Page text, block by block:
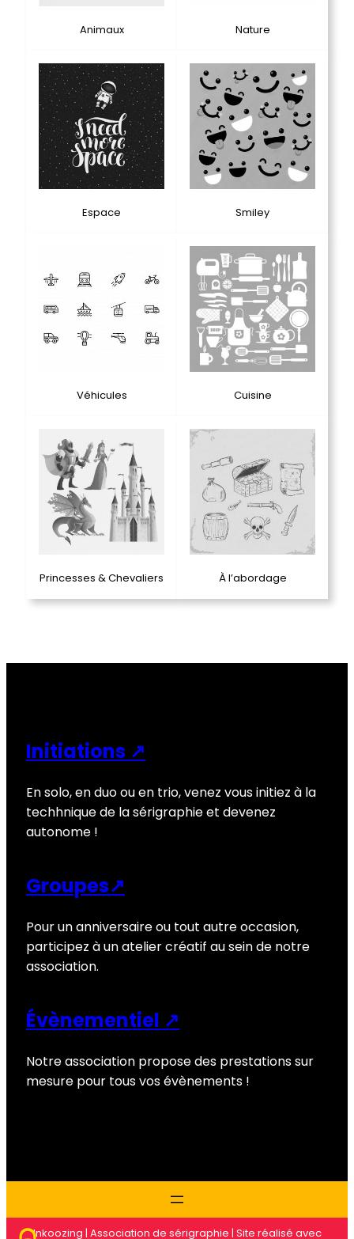
Animaux Nature
Espace Smiley
Véhicules Cuisine
Princesses & Chevaliers À l’abordage
Initiations ↗
En solo, en duo ou en trio, venez vous initiez à la
techhnique de la sérigraphie et devenez
autonome !
Groupes↗
Pour un anniversaire ou tout autre occasion,
participez à un atelier créatif au sein de notre
association.
Évènementiel ↗
Notre association propose des prestations sur
mesure pour tous vos évènements !
Inkoozing | Association de sérigraphie | Site réalisé avec